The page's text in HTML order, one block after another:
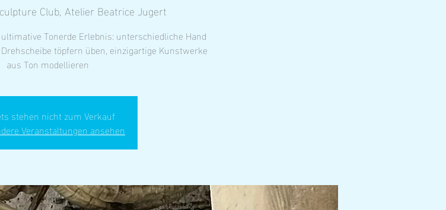
Club, Atelier Beatrice Jugert
Tonerde Erlebnis: unterschiedliche Hand
töpfern üben, einzigartige Kunstwerke
aus Ton modellieren
stehen nicht zum Verkauf
Veranstaltungen ansehen